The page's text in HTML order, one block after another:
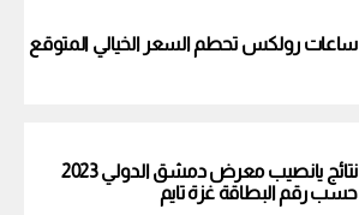
ساعات رولكس تحطم السعر الخيالي المتوقع
نتائج يانصيب معرض دمشق الدولي 2023
حسب رقم البطاقة غزة تايم